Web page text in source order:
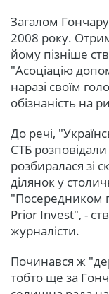
Загалом
2008 року.
йому пізніше
"Асоціацію
наразі своїм
обізнаність на
До речі,
СТБ
розбиралася зі
ділянок у
"Посередником
Prior Invest", -
журналісти.
Починався ж
тобто ще за